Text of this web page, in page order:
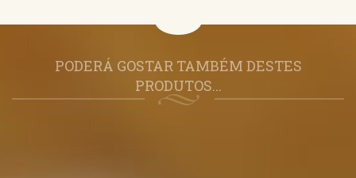
PODERÁ GOSTAR TAMBÉM DESTES
PRODUTOS...